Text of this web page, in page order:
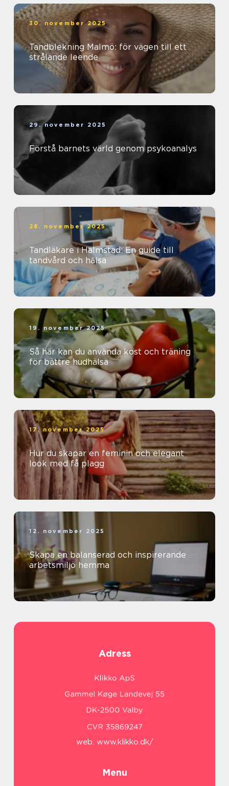
30. november 2025
Tandblekning Malmö: för vägen till ett
strålande leende
29. november 2025
Förstå barnets värld genom psykoanalys
28. november 2025
Tandläkare i Halmstad: En guide till
tandvård och hälsa
19. november 2025
Så här kan du använda kost och träning
för bättre hudhälsa
17. november 2025
Hur du skapar en feminin och elegant
look med få plagg
12. november 2025
Skapa en balanserad och inspirerande
arbetsmiljö hemma
Adress
web: www.klikko.dk/
Menu